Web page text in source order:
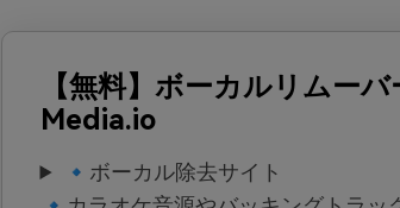
【無料】ボーカルリムーバ
Media.io
🔹ボーカル除去サイト